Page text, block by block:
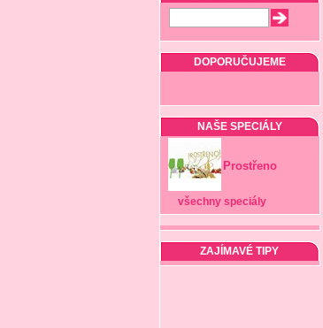
DOPORUČUJEME
NAŠE SPECIÁLY
Prostřeno
všechny speciály
ZAJÍMAVÉ TIPY